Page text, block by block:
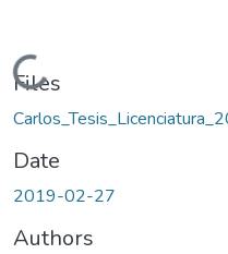
Loading...
Files
Date
2019-02-27
Authors